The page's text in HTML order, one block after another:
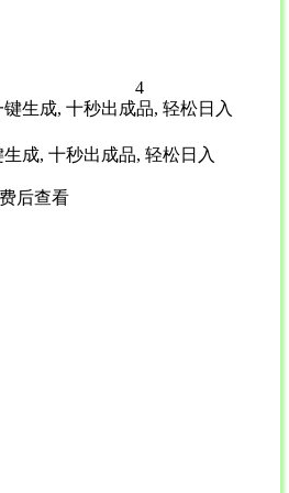
4
成, 十秒出成品, 轻松日入
后查看